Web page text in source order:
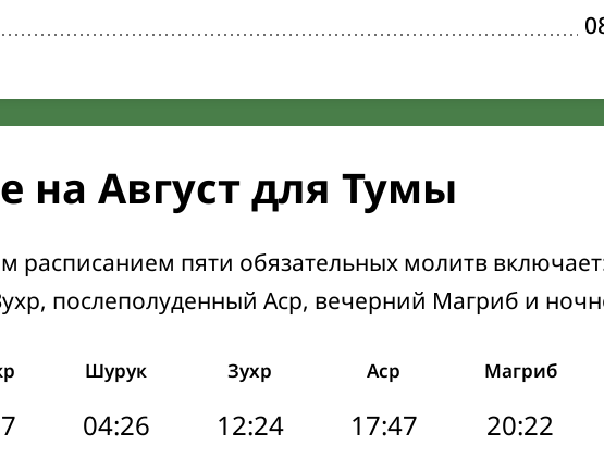
на Август для Тумы
расписанием пяти обязательных молитв
послеполуденный Аср, вечерний Магриб и
Шурук Зухр Аср Магриб
04:26 12:24 17:47 20:22